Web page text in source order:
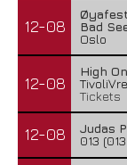
12-08
Bad
Oslo
12-08
High
Tickets
12-08
Judas
013